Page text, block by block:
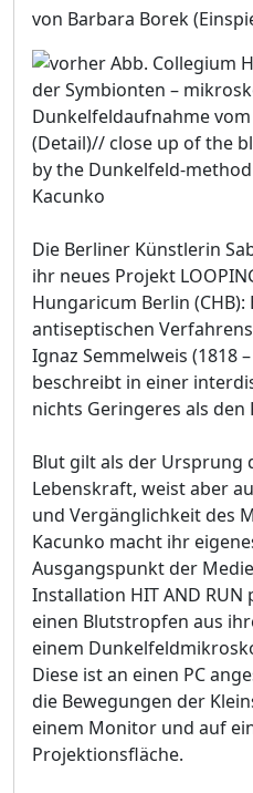
von Barbara Borek
Dunkelfeldaufnahme
(Detail)// close up of the
by the Dunkelfeld-
Kacunko
Die Berliner Künstlerin
ihr neues Projekt
Hungaricum Berlin
antiseptischen
Ignaz Semmelweis (1818
beschreibt in einer
nichts Geringeres als den
Blut gilt als der Ursprung
Lebenskraft, weist aber
und Vergänglichkeit des
Kacunko macht ihr
Ausgangspunkt der
Installation HIT AND
einen Blutstropfen aus
einem
Diese ist an einen PC
die Bewegungen der
einem Monitor und auf
Projektionsfläche.